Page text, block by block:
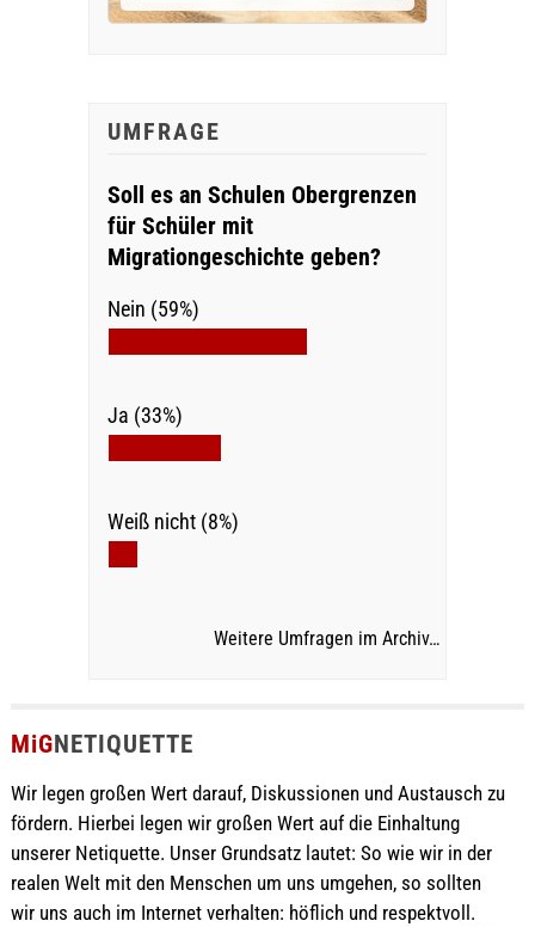
UMFRAGE
Soll es an Schulen Obergrenzen
für Schüler mit
Migrationgeschichte geben?
Nein (59%)
Ja (33%)
Weiß nicht (8%)
Weitere Umfragen im Archiv…
MiGNETIQUETTE
Wir legen großen Wert darauf, Diskussionen und Austausch zu
fördern. Hierbei legen wir großen Wert auf die Einhaltung
unserer Netiquette. Unser Grundsatz lautet: So wie wir in der
realen Welt mit den Menschen um uns umgehen, so sollten
wir uns auch im Internet verhalten: höflich und respektvoll.